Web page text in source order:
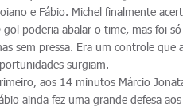
e Fábio. Michel finalmente
gol poderia abalar o time, mas foi
sem pressa. Era um controle
surgiam.
aos 14 minutos Márcio
ainda fez uma grande defesa